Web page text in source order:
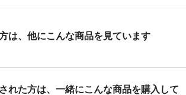
は、他にこんな商品を見ています
れた方は、一緒にこんな商品を購入して